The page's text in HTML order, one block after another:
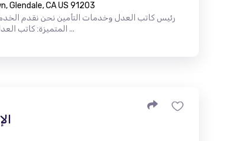
Glendale, CA US 91203
رئيس كاتب العدل وخدمات التأمين نحن نقدم
المتميزة: كاتب العدل - المحمول وفي الموقع شهادة أبوستيل ...